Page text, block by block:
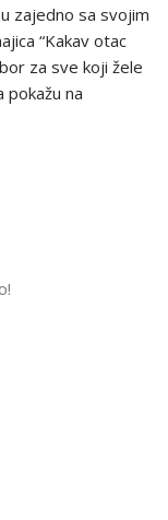
zajedno sa svojim
“Kakav otac
za sve koji žele
na